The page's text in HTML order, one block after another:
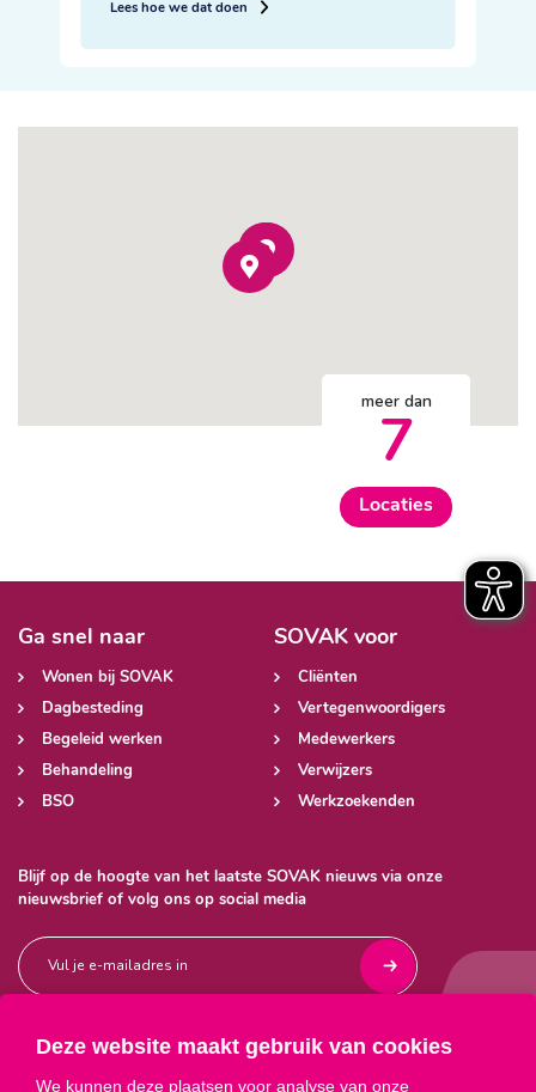
Deze website maakt gebruik van cookies
We kunnen deze plaatsen voor analyse van onze
Lees hoe we dat doen
meer dan
7
Locaties
Blijf op de hoogte van het laatste SOVAK nieuws via onze
nieuwsbrief of volg ons op social media
  
Ga snel naar
Wonen bij SOVAK
Dagbesteding
Begeleid werken
Behandeling
BSO
SOVAK voor
Cliënten
Vertegenwoordigers
Medewerkers
Verwijzers
Werkzoekenden